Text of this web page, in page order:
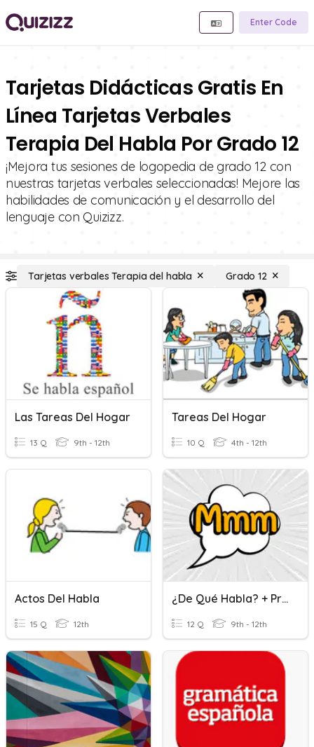
Enter Code
Tarjetas Didácticas Gratis En
Línea Tarjetas Verbales
Terapia Del Habla Por Grado 12
¡Mejora tus sesiones de logopedia de grado 12 con
nuestras tarjetas verbales seleccionadas! Mejore las
habilidades de comunicación y el desarrollo del
lenguaje con Quizizz.
Tarjetas verbales Terapia del habla Grado 12
Las Tareas Del Hogar
13 Q 9th - 12th
Tareas Del Hogar
10 Q 4th - 12th
Actos Del Habla
15 Q 12th
¿De Qué Habla? + Presente Del Subjuntivo
12 Q 9th - 12th